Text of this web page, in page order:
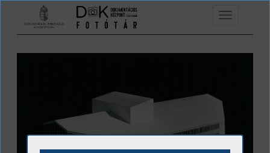
Ugrás a tartalomra
Toggle
navigation